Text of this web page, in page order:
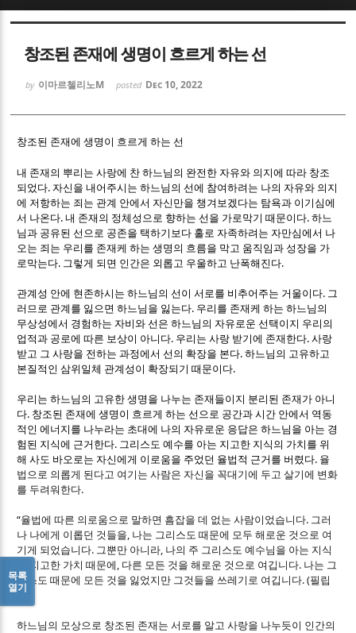
창조된 존재에 생명이 흐르게 하는 선
by 이마르첼리노M posted Dec 10, 2022
창조된 존재에 생명이 흐르게 하는 선
내 존재의 뿌리는 사랑에 찬 하느님의 완전한 자유와 의지에 따라 창조
되었다.자신을 내어주시는 하느님의 선에 참여하려는 나의 자유와 의지
에 저항하는 죄는 관계 안에서 자신만을 챙겨보겠다는 탐욕과 이기심에
서 나온다.내 존재의 정체성으로 향하는 선을 가로막기 때문이다.하느
님과 공유된 선으로 공존을 택하기보다 홀로 자족하려는 자만심에서 나
오는 죄는 우리를 존재케 하는 생명의 흐름을 막고 움직임과 성장을 가
로막는다. 그렇게 되면 인간은 외롭고 우울하고 난폭해진다.
관계성 안에 현존하시는 하느님의 선이 서로를 비추어주는 거울이다. 그
러므로 관계를 잃으면 하느님을 잃는다. 우리를 존재케 하는 하느님의
무상성에서 경험하는 자비와 선은 하느님의 자유로운 선택이지 우리의
업적과 공로에 따른 보상이 아니다. 우리는 사랑 받기에 존재한다.사랑
받고 그 사랑을 전하는 과정에서 선의 확장을 본다.하느님의 고유하고
본질적인 삼위일체 관계성이 확장되기 때문이다.
우리는 하느님의 고유한 생명을 나누는 존재들이지 분리된 존재가 아니
다. 창조된 존재에 생명이 흐르게 하는 선으로 공간과 시간 안에서 역동
적인 에너지를 나누라는 초대에 나의 자유로운 응답은 하느님을 아는 경
험된 지식에 근거한다. 그리스도 예수를 아는 지고한 지식의 가치를 위
해 사도 바오로는 자신에게 이로움을 주었던 율법적 근거를 버렸다. 율
법으로 의롭게 된다고 여기는 사람은 자신을 꼭대기에 두고 살기에 변화
를 두려워한다.
“율법에 따른 의로움으로 말하면 흠잡을 데 없는 사람이었습니다. 그러
나 나에게 이롭던 것들을, 나는 그리스도 때문에 모두 해로운 것으로 여
기게 되었습니다. 그뿐만 아니라, 나의 주 그리스도 예수님을 아는 지식
의 지고한 가치 때문에 , 다른 모든 것을 해로운 것으로 여깁니다. 나는 그
리스도 때문에 모든 것을 잃었지만 그것들을 쓰레기로 여깁니다. (필립
3,7)
하느님의 모상으로 창조된 존재는 서로를 알고 사랑을 나누듯이 인간의
목록
열기
Sketchbook5, 스케치북5
Sketchbook5, 스케치북5
Sketchbook5, 스케치북5
Sketchbook5, 스케치북5